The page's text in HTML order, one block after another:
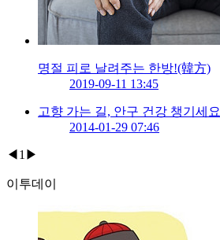
명절 피로 날려주는 한방!(韓方)
2019-09-11 13:45
고향 가는 길, 안구 건강 챙기세요
2014-01-29 07:46
◀ 1 ▶
이투데이